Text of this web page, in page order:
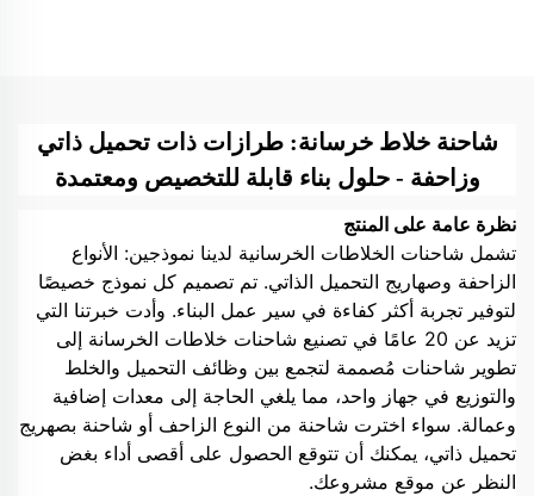
شاحنة خلاط خرسانة: طرازات ذات تحميل ذاتي
وزاحفة - حلول بناء قابلة للتخصيص ومعتمدة
نظرة عامة على المنتج
تشمل شاحنات الخلاطات الخرسانية لدينا نموذجين: الأنواع
الزاحفة وصهاريج التحميل الذاتي. تم تصميم كل نموذج خصيصًا
لتوفير تجربة أكثر كفاءة في سير عمل البناء. وأدت خبرتنا التي
تزيد عن 20 عامًا في تصنيع شاحنات خلاطات الخرسانة إلى
تطوير شاحنات مُصممة لتجمع بين وظائف التحميل والخلط
والتوزيع في جهاز واحد، مما يلغي الحاجة إلى معدات إضافية
وعمالة. سواء اخترت شاحنة من النوع الزاحف أو شاحنة بصهريج
تحميل ذاتي، يمكنك أن تتوقع الحصول على أقصى أداء بغض
النظر عن موقع مشروعك.